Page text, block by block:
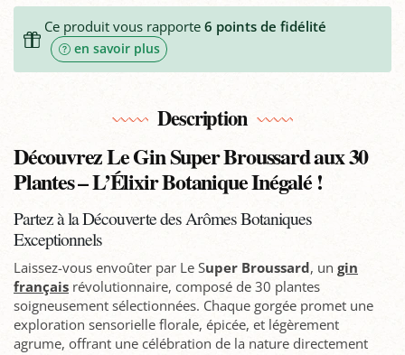
Ce produit vous rapporte 6 points de fidélité
en savoir plus
Description
Découvrez Le Gin Super Broussard aux 30
Plantes – L’Élixir Botanique Inégalé !
Partez à la Découverte des Arômes Botaniques
Exceptionnels
Laissez-vous envoûter par Le Super Broussard, un gin
français révolutionnaire, composé de 30 plantes
soigneusement sélectionnées. Chaque gorgée promet une
exploration sensorielle florale, épicée, et légèrement
agrume, offrant une célébration de la nature directement